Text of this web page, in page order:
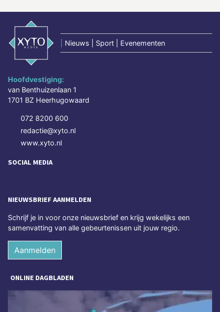
Nieuws | Sport | Evenementen
Hoofdvestiging:
van Benthuizenlaan 1
1701 BZ Heerhugowaard
072 8200 600
redactie@xyto.nl
www.xyto.nl
SOCIAL MEDIA
NIEUWSBRIEF AANMELDEN
Schrijf je in voor onze nieuwsbrief en krijg wekelijks een
samenvatting van alle gebeurtenissen uit jouw regio.
Aanmelden
ONLINE DAGBLADEN